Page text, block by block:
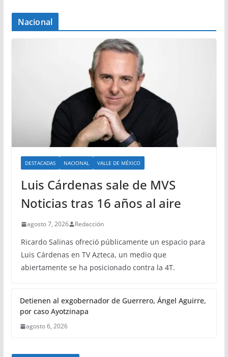
Nacional
DESTACADAS NACIONAL VALLE DE MÉXICO
Luis Cárdenas sale de MVS
Noticias tras 16 años al aire
agosto 7, 2026 Redacción
Ricardo Salinas ofreció públicamente un espacio para
Luis Cárdenas en TV Azteca, un medio que
abiertamente se ha posicionado contra la 4T.
Detienen al exgobernador de Guerrero, Ángel Aguirre,
por caso Ayotzinapa
agosto 6, 2026